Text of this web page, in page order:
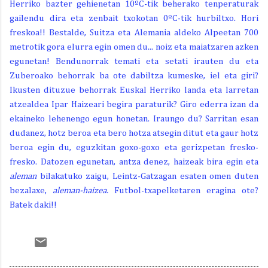
Herriko bazter gehienetan 10ºC-tik beherako tenperaturak
gailendu dira eta zenbait txokotan 0ºC-tik hurbiltxo. Hori
freskoa!! Bestalde, Suitza eta Alemania aldeko Alpeetan 700
metrotik gora elurra egin omen du... noiz eta maiatzaren azken
egunetan! Bendunorrak temati eta setati irauten du eta
Zuberoako behorrak ba ote dabiltza kumeske, iel eta giri?
Ikusten dituzue behorrak Euskal Herriko landa eta larretan
atzealdea Ipar Haizeari begira paraturik? Giro ederra izan da
ekaineko lehenengo egun honetan. Iraungo du? Sarritan esan
dudanez, hotz beroa eta bero hotza atsegin ditut eta gaur hotz
beroa egin du, eguzkitan goxo-goxo eta gerizpetan fresko-
fresko. Datozen egunetan, antza denez, haizeak bira egin eta
alemanbilakatuko zaigu, Leintz-Gatzagan esaten omen duten
bezalaxe, aleman-haizea. Futbol-txapelketaren eragina ote?
Batek daki!!